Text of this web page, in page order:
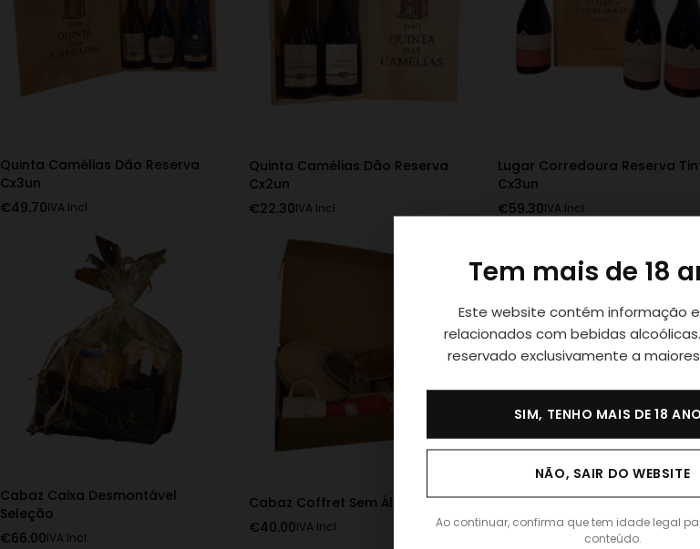
Quinta Camélias Dão Reserva
Cx3un
€49.70IVA Incl.
Quinta Camélias Dão Reserva
Cx2un
€22.30IVA Incl.
Lugar Corredoura Reserva
Cx3un
€59.30IVA Incl.
Cabaz Caixa Desmontável
Seleção
€66.00IVA Incl.
Cabaz Coffret Sem Álcool
€40.00IVA Incl.
Coffret Oferta Box Licor e Mel
€26.00IVA Incl.
Tem mais de 18
Este website contém informação
relacionados com bebidas
reservado exclusivamente a maiores
SIM, TENHO MAIS DE 18
NÃO, SAIR DO WEBSITE
Ao continuar, confirma que tem idade legal
conteúdo.